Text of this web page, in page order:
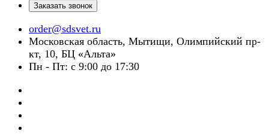
Заказать звонок
order@sdsvet.ru
Московская область, Мытищи, Олимпийский пр-
кт, 10, БЦ «Альта»
Пн - Пт: с 9:00 до 17:30